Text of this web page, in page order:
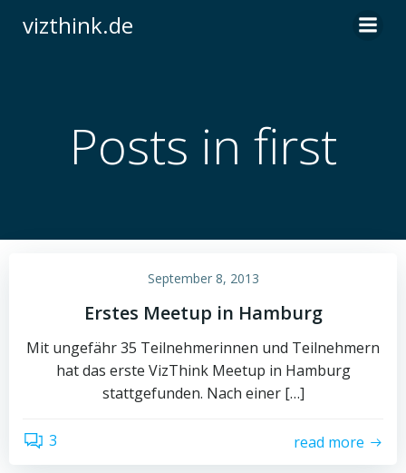
vizthink.de
Posts in first
September 8, 2013
Erstes Meetup in Hamburg
Mit ungefähr 35 Teilnehmerinnen und Teilnehmern
hat das erste VizThink Meetup in Hamburg
stattgefunden. Nach einer […]
3 read more